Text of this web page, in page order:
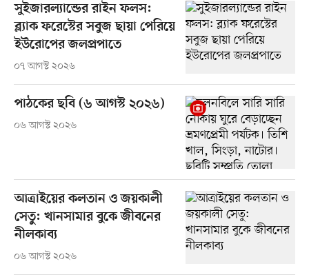
সুইজারল্যান্ডের রাইন ফলস:
ব্ল্যাক ফরেস্টের সবুজ ছায়া পেরিয়ে
ইউরোপের জলপ্রপাতে
০৭ আগস্ট ২০২৬
পাঠকের ছবি (৬ আগস্ট ২০২৬)
০৬ আগস্ট ২০২৬
আত্রাইয়ের কলতান ও জয়কালী
সেতু: খানসামার বুকে জীবনের
নীলকাব্য
০৬ আগস্ট ২০২৬